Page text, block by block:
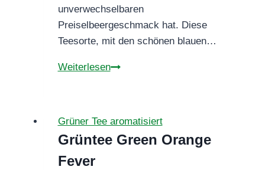
unverwechselbaren
Preiselbeergeschmack hat. Diese
Teesorte, mit den schönen blauen…
WeiterlesenGRÜNTEE
Grüner Tee aromatisiert
Grüntee Green Orange
Fever